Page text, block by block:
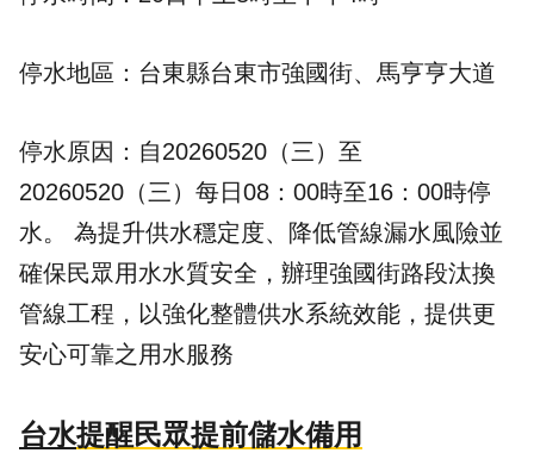
停水地區：台東縣台東市強國街、馬亨亨大道
停水原因：自20260520（三）至
20260520（三）每日08：00時至16：00時停
水。 為提升供水穩定度、降低管線漏水風險並
確保民眾用水水質安全，辦理強國街路段汰換
管線工程，以強化整體供水系統效能，提供更
安心可靠之用水服務
台水提醒民眾提前儲水備用